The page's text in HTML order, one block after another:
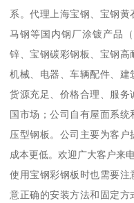
系。代理上海宝钢、宝钢黄
马钢等国内钢厂涂镀产品
锌、宝钢碳彩钢板、宝钢高
机械、电器、车辆配件、建
货源充足、价格合理、服
国市场；公司自有屋面系
压型钢板。公司主要为客户
成本更低。欢迎广大客户来
使用宝钢彩钢板时也需要
意正确的安装方法和固定